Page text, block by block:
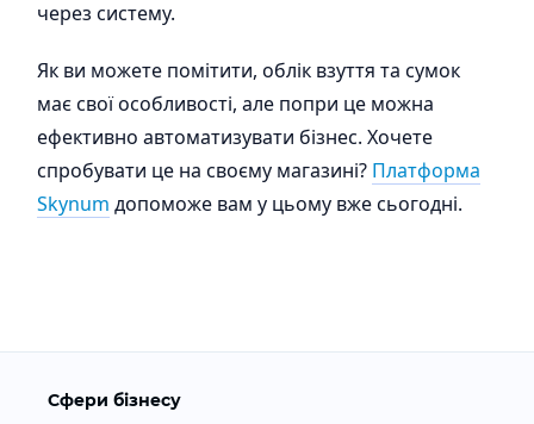
через систему.
Як ви можете помітити, облік взуття та сумок
має свої особливості, але попри це можна
ефективно автоматизувати бізнес. Хочете
спробувати це на своєму магазині? Платформа
Skynum допоможе вам у цьому вже сьогодні.
Сфери бізнесу